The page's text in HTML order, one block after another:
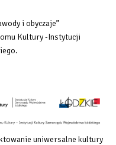
i obyczaje”
Kultury -Instytucji
uniwersalne kultury